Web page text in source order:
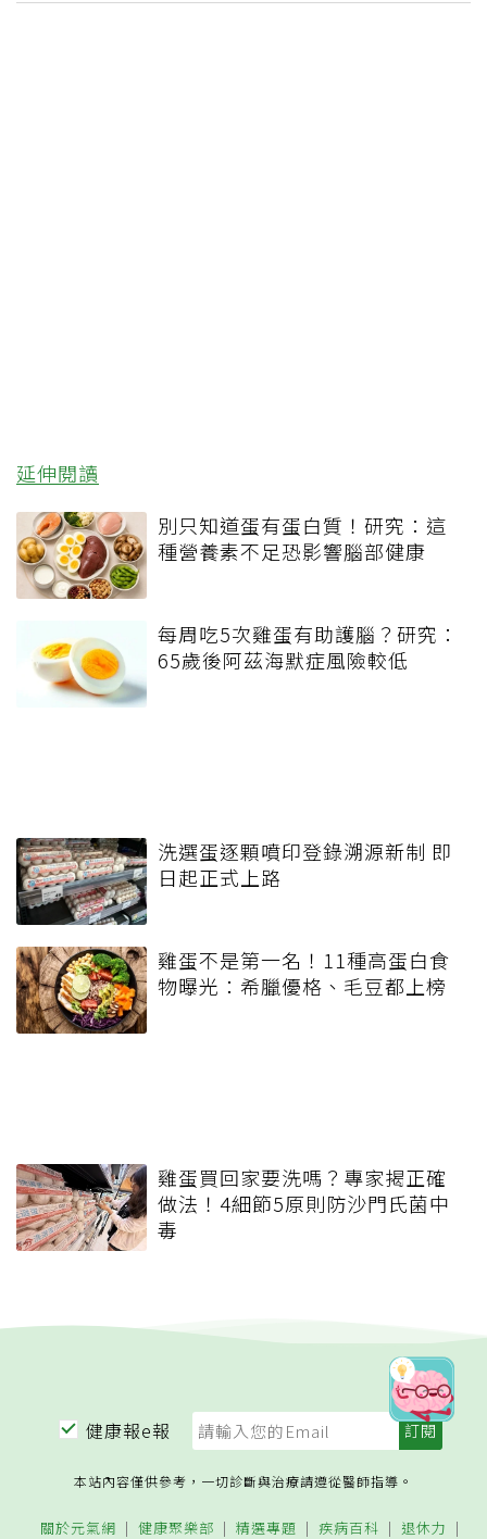
延伸閱讀
別只知道蛋有蛋白質！研究：這
種營養素不足恐影響腦部健康
每周吃5次雞蛋有助護腦？研究：
65歲後阿茲海默症風險較低
洗選蛋逐顆噴印登錄溯源新制 即
日起正式上路
雞蛋不是第一名！11種高蛋白食
物曝光：希臘優格、毛豆都上榜
雞蛋買回家要洗嗎？專家揭正確
做法！4細節5原則防沙門氏菌中
毒
健康報e報
本站內容僅供參考，一切診斷與治療請遵從醫師指導。
關於元氣網 健康聚樂部 精選專題 疾病百科 退休力